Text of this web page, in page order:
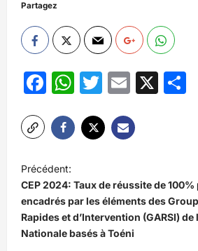
Partagez
Facebook
WhatsApp
Twitter
Email
X
a
v
i
Précédent:
CEP 2024: Taux de réussite de
encadrés par les éléments des
Rapides et d’Intervention (GARSI)
Nationale basés à Toéni